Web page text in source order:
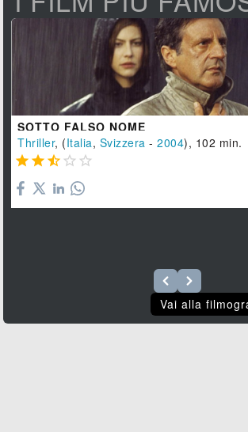
SOTTO FALSO NOME
Thriller, (Italia, Svizzera -2004), 102 min.
    
Vai alla